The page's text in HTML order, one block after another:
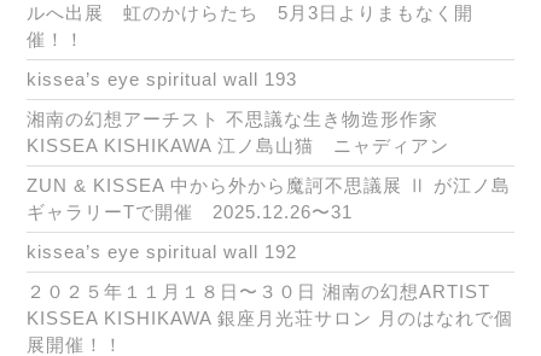
ルへ出展 虹のかけらたち 5月3日よりまもなく開
催！！
kissea’s eye spiritual wall 193
湘南の幻想アーチスト 不思議な生き物造形作家
KISSEA KISHIKAWA 江ノ島山猫 ニャディアン
ZUN & KISSEA 中から外から魔訶不思議展 Ⅱ が江ノ島
ギャラリーTで開催 2025.12.26〜31
kissea’s eye spiritual wall 192
２０２５年１１月１８日〜３０日 湘南の幻想ARTIST
KISSEA KISHIKAWA 銀座月光荘サロン 月のはなれで個
展開催！！